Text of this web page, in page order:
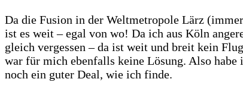
Da die Fusion in der Weltmetropole Lärz
ist es weit – egal von wo! Da ich aus Köln
gleich vergessen – da ist weit und breit kein
war für mich ebenfalls keine Lösung. Also
noch ein guter Deal, wie ich finde.